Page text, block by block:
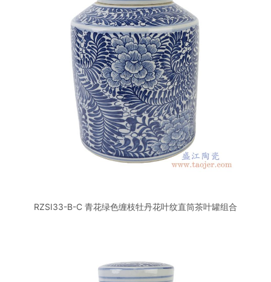
RZSI33-B-C 青花绿色缠枝牡丹花叶纹直筒茶叶罐组合